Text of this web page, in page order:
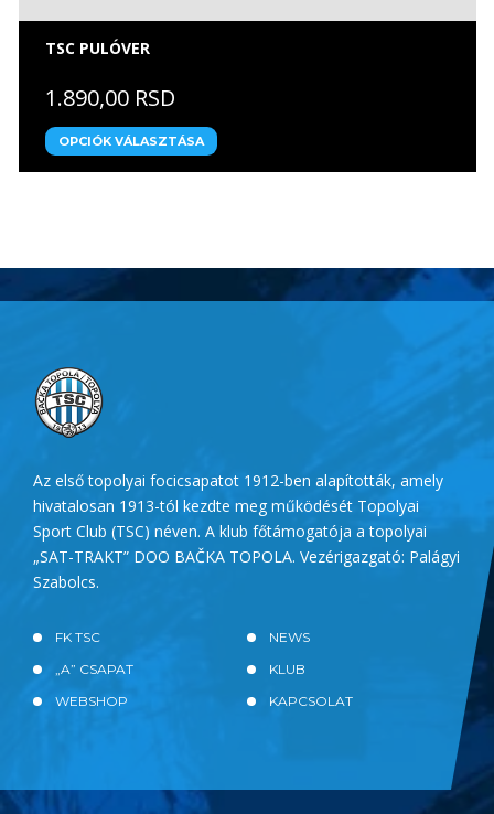
TSC PULÓVER
1.890,00 RSD
OPCIÓK VÁLASZTÁSA
Az első topolyai focicsapatot 1912-ben alapították, amely
hivatalosan 1913-tól kezdte meg működését Topolyai
Sport Club (TSC) néven. A klub főtámogatója a topolyai
„SAT-TRAKT” DOO BAČKA TOPOLA. Vezérigazgató: Palágyi
Szabolcs.
FK TSC
NEWS
„A” CSAPAT
KLUB
WEBSHOP
KAPCSOLAT